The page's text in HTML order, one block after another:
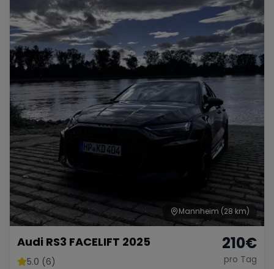
Mannheim (28 km)
Audi RS3 FACELIFT 2025
5.0 (6)
210€
pro Tag